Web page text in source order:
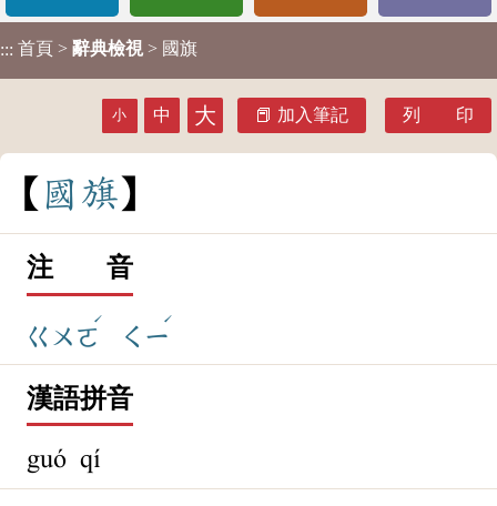
::: 首頁 > 辭典檢視 > 國旗
小 中 大 加入筆記 列 印
國 旗
注 音
ㄍㄨㄛ
ˊ
ㄑㄧ
ˊ
漢語拼音
guó qí